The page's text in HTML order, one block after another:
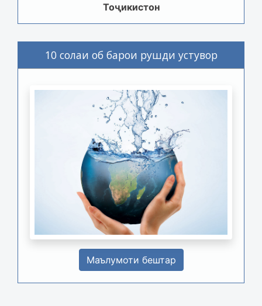
Тоҷикистон
10 солаи об барои рушди устувор
Маълумоти бештар